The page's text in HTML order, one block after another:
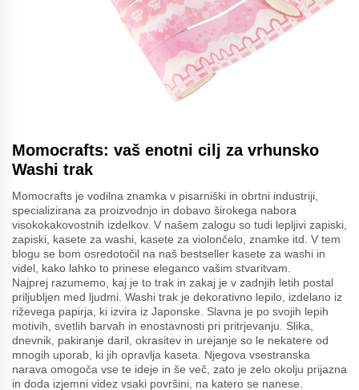
Momocrafts: vaš enotni cilj za vrhunsko
Washi trak
Momocrafts je vodilna znamka v pisarniški in obrtni industriji,
specializirana za proizvodnjo in dobavo širokega nabora
visokokakovostnih izdelkov. V našem zalogu so tudi lepljivi zapiski,
zapiski, kasete za washi, kasete za violončelo, znamke itd. V tem
blogu se bom osredotočil na naš bestseller kasete za washi in
videl, kako lahko to prinese eleganco vašim stvaritvam.
Najprej razumemo, kaj je to trak in zakaj je v zadnjih letih postal
priljubljen med ljudmi. Washi trak je dekorativno lepilo, izdelano iz
riževega papirja, ki izvira iz Japonske. Slavna je po svojih lepih
motivih, svetlih barvah in enostavnosti pri pritrjevanju. Slika,
dnevnik, pakiranje daril, okrasitev in urejanje so le nekatere od
mnogih uporab, ki jih opravlja kaseta. Njegova vsestranska
narava omogoča vse te ideje in še več, zato je zelo okolju prijazna
in doda izjemni videz vsaki površini, na katero se nanese.